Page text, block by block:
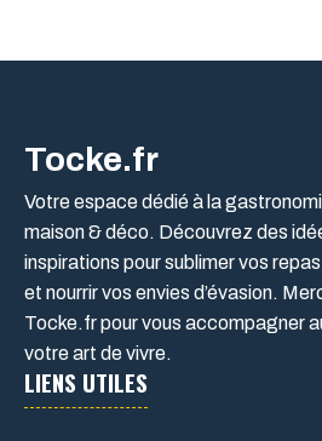
Tocke.fr
Votre espace dédié à la
maison & déco. Découvrez des
inspirations pour sublimer vos
et nourrir vos envies d’évasion.
Tocke.fr pour vous accompagner
votre art de vivre.
LIENS UTILES